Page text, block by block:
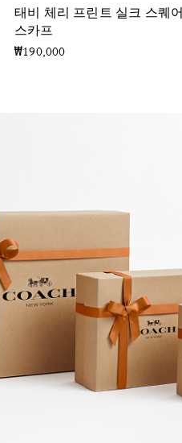
태비 체리 프린트 실크 스퀘어
스카프
₩190,000